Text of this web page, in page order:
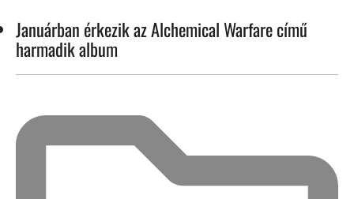
Januárban érkezik az Alchemical Warfare című
harmadik album